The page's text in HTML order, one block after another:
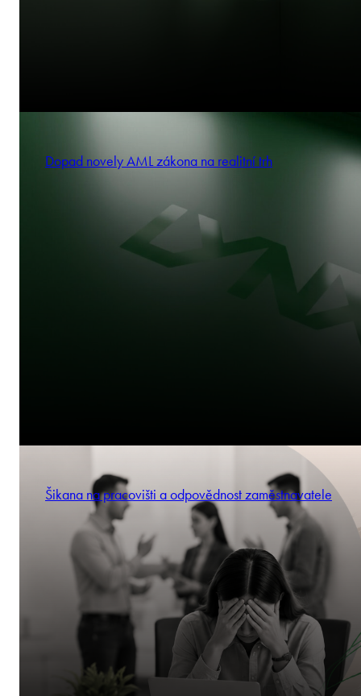
Dopad novely AML zákona na realitní trh
Šikana na pracovišti a odpovědnost zaměstnavatele